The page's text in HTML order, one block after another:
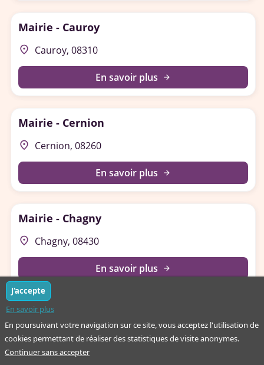
Mairie - Cauroy
place Cauroy, 08310
En savoir plus arrow_forward
Mairie - Cernion
place Cernion, 08260
En savoir plus arrow_forward
Mairie - Chagny
place Chagny, 08430
En savoir plus arrow_forward
Mairie - Chalandry-Elaire
place Chalandry-Elaire, 08160
En poursuivant votre navigation sur ce site, vous acceptez l'utilisation de
cookies permettant de réaliser des statistiques de visite anonymes.
En savoir plus
J'accepte
Continuer sans accepter